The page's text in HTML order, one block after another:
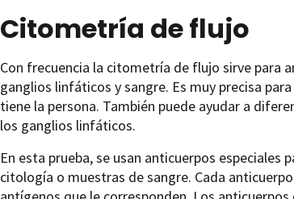
Citometría de flujo
Con frecuencia la citometría de flujo sirve para
ganglios linfáticos y sangre. Es muy precisa
tiene la persona. También puede ayudar a
los ganglios linfáticos.
En esta prueba, se usan anticuerpos
citología o muestras de sangre. Cada